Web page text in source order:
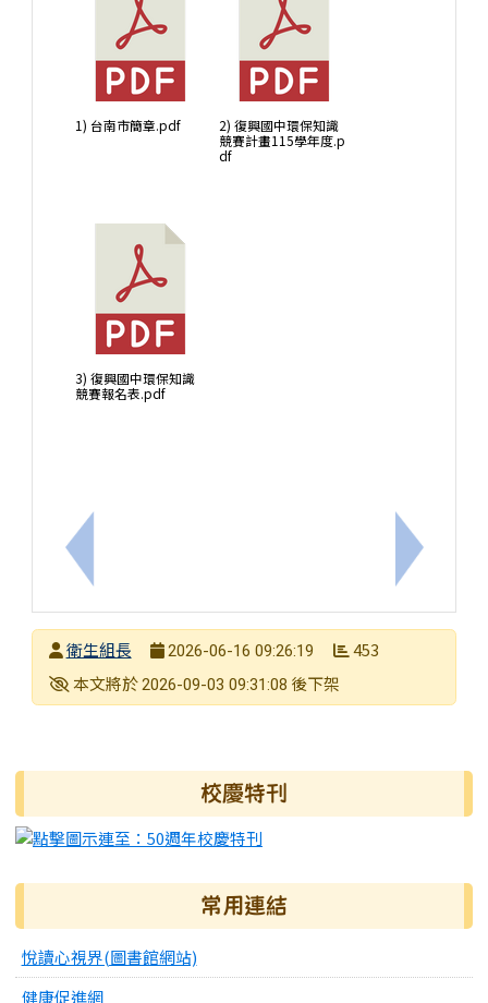
上一筆：轉知運動部全民運動署「學生體適能網站」之
1) 台南市簡章.pdf
2) 復興國中環保知識
競賽計畫115學年度.p
df
3) 復興國中環保知識
競賽報名表.pdf
下一筆：
發布者
衛生組長
發布日期
2026-06-16 09:26:19
瀏覽次數
453
下架日期
本文將於2026-09-03 09:31:08 後下架
右邊區域內容 校慶特刊
常用連結
悅讀心視界(圖書館網站)
健康促進網